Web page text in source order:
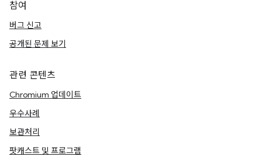
참여
버그 신고
공개된 문제 보기
관련 콘텐츠
Chromium 업데이트
우수사례
보관처리
팟캐스트 및 프로그램